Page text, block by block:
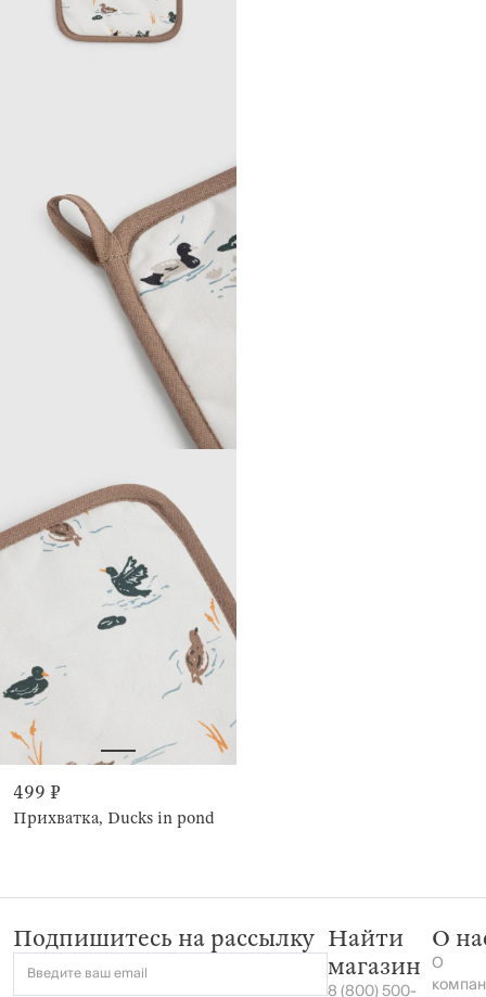
499 ₽
Прихватка, Ducks in pond
Подпишитесь на рассылку
Введите ваш email
Найти
магазин
8 (800) 500-
О
О